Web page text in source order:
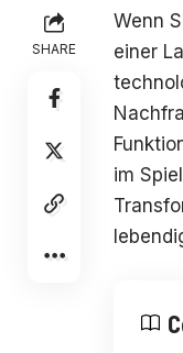
SHARE
Wenn
einer
im